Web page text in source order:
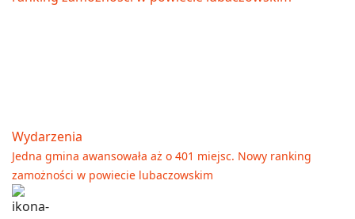
Wydarzenia
Jedna gmina awansowała aż o 401 miejsc. Nowy ranking
zamożności w powiecie lubaczowskim